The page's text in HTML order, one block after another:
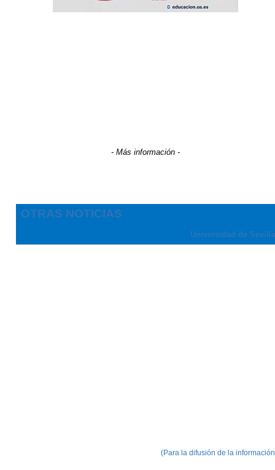
- Más información -
OTRAS NOTICIAS
Universidad de
(Para la difusión de la